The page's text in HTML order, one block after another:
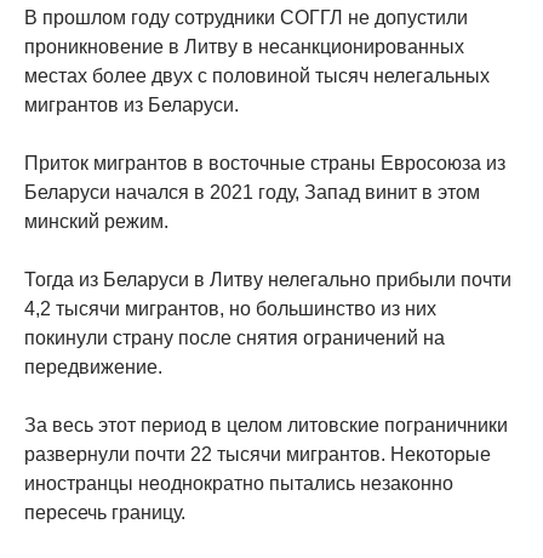
В прошлом году сотрудники СОГГЛ не допустили
проникновение в Литву в несанкционированных
местах более двух с половиной тысяч нелегальных
мигрантов из Беларуси.
Приток мигрантов в восточные страны Евросоюза из
Беларуси начался в 2021 году, Запад винит в этом
минский режим.
Тогда из Беларуси в Литву нелегально прибыли почти
4,2 тысячи мигрантов, но большинство из них
покинули страну после снятия ограничений на
передвижение.
За весь этот период в целом литовские пограничники
развернули почти 22 тысячи мигрантов. Некоторые
иностранцы неоднократно пытались незаконно
пересечь границу.